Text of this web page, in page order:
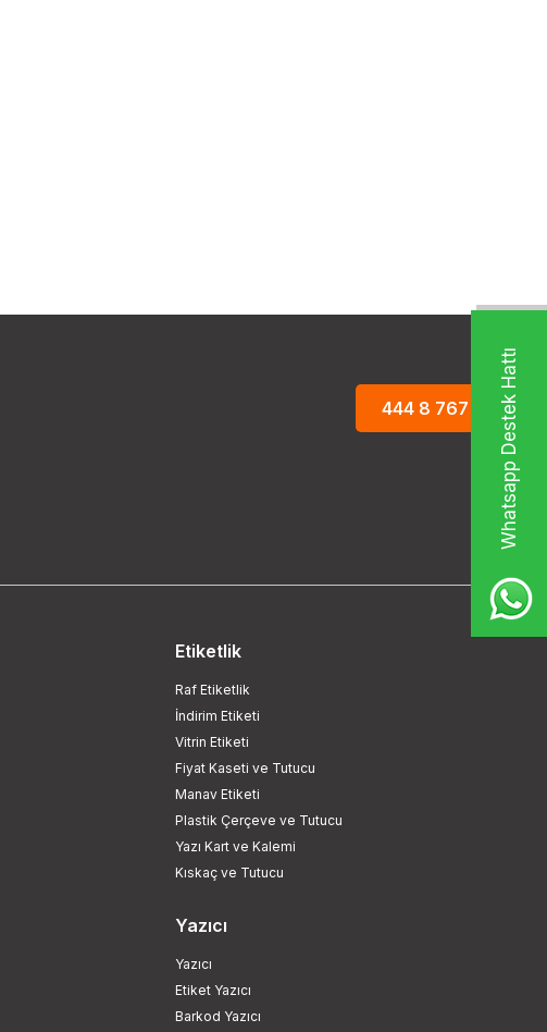
Whatsapp Destek Hattı
444 8 767
Etiketlik
Raf Etiketlik
İndirim Etiketi
Vitrin Etiketi
Fiyat Kaseti ve Tutucu
Manav Etiketi
Plastik Çerçeve ve Tutucu
Yazı Kart ve Kalemi
Kıskaç ve Tutucu
Yazıcı
Yazıcı
Etiket Yazıcı
Barkod Yazıcı